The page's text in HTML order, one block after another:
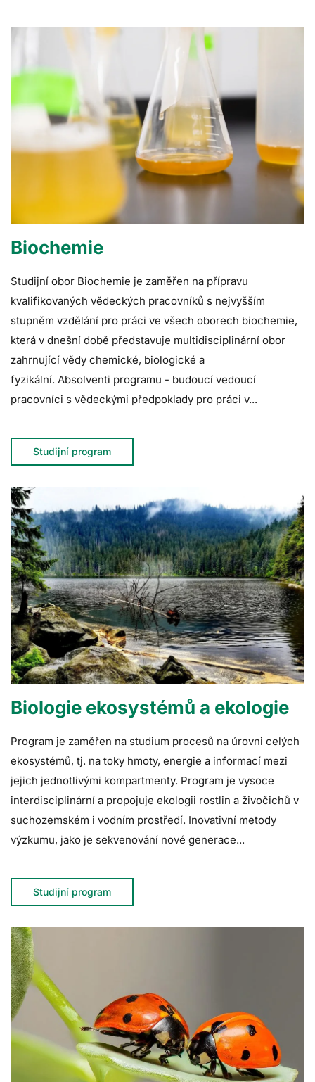
Biochemie
Studijní obor Biochemie je zaměřen na přípravu
kvalifikovaných vědeckých pracovníků s nejvyšším
stupněm vzdělání pro práci ve všech oborech biochemie,
která v dnešní době představuje multidisciplinární obor
zahrnující vědy chemické, biologické a
fyzikální. Absolventi programu - budoucí vedoucí
pracovníci s vědeckými předpoklady pro práci v...
Studijní program
Biologie ekosystémů a ekologie
Program je zaměřen na studium procesů na úrovni celých
ekosystémů, tj. na toky hmoty, energie a informací mezi
jejich jednotlivými kompartmenty. Program je vysoce
interdisciplinární a propojuje ekologii rostlin a živočichů v
suchozemském i vodním prostředí. Inovativní metody
výzkumu, jako je sekvenování nové generace...
Studijní program